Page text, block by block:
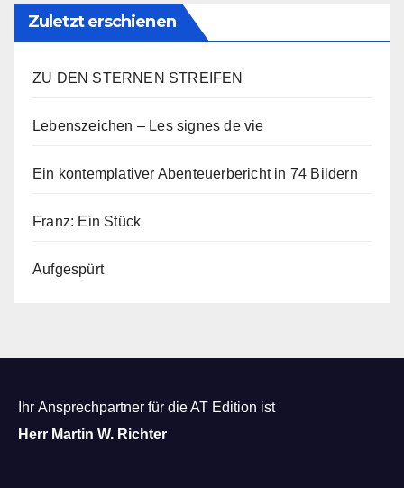
Zuletzt erschienen
ZU DEN STERNEN STREIFEN
Lebenszeichen – Les signes de vie
Ein kontemplativer Abenteuerbericht in 74 Bildern
Franz: Ein Stück
Aufgespürt
Ihr Ansprechpartner für die AT Edition ist
Herr Martin W. Richter